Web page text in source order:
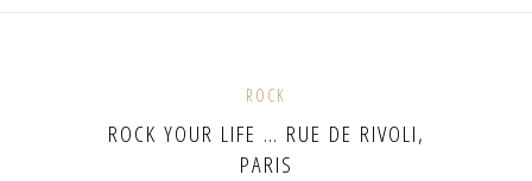
ROCK
ROCK YOUR LIFE … RUE DE RIVOLI,
PARIS